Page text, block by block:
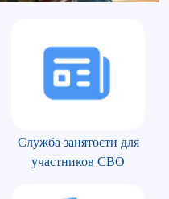
Служба занятости для
участников СВО